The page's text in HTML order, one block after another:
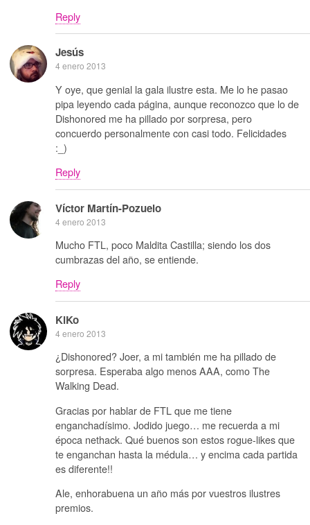
Reply
Jesús
4 enero 2013
Y oye, que genial la gala ilustre esta. Me lo he pasao
pipa leyendo cada página, aunque reconozco que lo de
Dishonored me ha pillado por sorpresa, pero
concuerdo personalmente con casi todo. Felicidades
:_)
Reply
Víctor Martín-Pozuelo
4 enero 2013
Mucho FTL, poco Maldita Castilla; siendo los dos
cumbrazas del año, se entiende.
Reply
KiKo
4 enero 2013
¿Dishonored? Joer, a mi también me ha pillado de
sorpresa. Esperaba algo menos AAA, como The
Walking Dead.
Gracias por hablar de FTL que me tiene
enganchadísimo. Jodido juego… me recuerda a mi
época nethack. Qué buenos son estos rogue-likes que
te enganchan hasta la médula… y encima cada partida
es diferente!!
Ale, enhorabuena un año más por vuestros ilustres
premios.